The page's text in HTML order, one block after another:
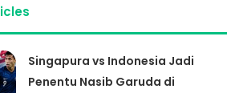
Singapura vs Indonesia Jadi
Penentu Nasib Garuda di